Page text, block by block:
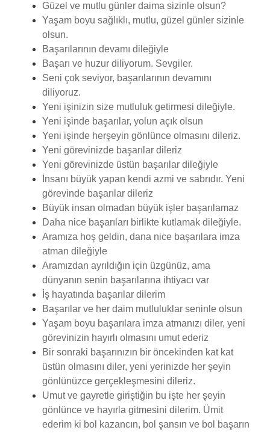
Güzel ve mutlu günler daima sizinle olsun?
Yaşam boyu sağlıklı, mutlu, güzel günler sizinle
olsun.
Başarılarının devamı dileğiyle
Başarı ve huzur diliyorum. Sevgiler.
Seni çok seviyor, başarılarının devamını
diliyoruz.
Yeni işinizin size mutluluk getirmesi dileğiyle.
Yeni işinde başarılar, yolun açık olsun
Yeni işinde herşeyin gönlünce olmasını dileriz.
Yeni görevinizde başarılar dileriz
Yeni görevinizde üstün başarılar dileğiyle
İnsanı büyük yapan kendi azmi ve sabrıdır. Yeni
görevinde başarılar dileriz
Büyük insan olmadan büyük işler başarılamaz
Daha nice başarıları birlikte kutlamak dileğiyle.
Aramıza hoş geldin, dana nice başarılara imza
atman dileğiyle
Aramızdan ayrıldığın için üzgünüz, ama
dünyanın senin başarılarına ihtiyacı var
İş hayatında başarılar dilerim
Başarılar ve her daim mutluluklar seninle olsun
Yaşam boyu başarılara imza atmanızı diler, yeni
görevinizin hayırlı olmasını umut ederiz
Bir sonraki başarınızın bir öncekinden kat kat
üstün olmasını diler, yeni yerinizde her şeyin
gönlünüzce gerçekleşmesini dileriz.
Umut ve gayretle giriştiğin bu işte her şeyin
gönlünce ve hayırla gitmesini dilerim. Ümit
ederim ki bol kazancın, bol şansın ve bol başarın